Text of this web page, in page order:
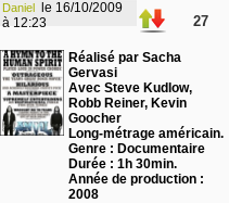
Daniel
à 12:23
27
Réalisé par Sacha
Gervasi
Avec Steve Kudlow,
Robb Reiner, Kevin
Goocher
Long-métrage américain.
Genre : Documentaire
Durée : 1h 30min.
Année de production :
2008